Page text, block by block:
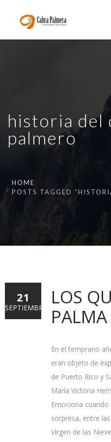
historia del
palmero
HOME
POSTS TAGGED
LOS
PALMA
En el temprano
eran objeto de
de Puerto Rico y
María Victoria
Emociona
sorpresa, entre
Virgen de las
21
SEPTIEMBRE